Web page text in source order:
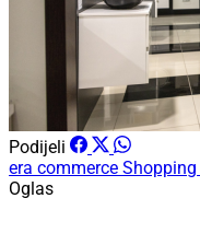
Podijeli
era commerce Shopping
Oglas